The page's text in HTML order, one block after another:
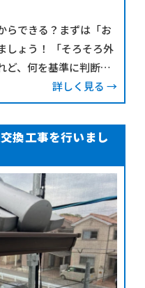
らできる？まずは「お
そろそろ外
ど、何を基準に判断し
くいただくため、今回
クポイント をまとめま
詳しく見る →
換工事を行いまし